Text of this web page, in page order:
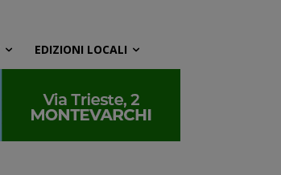
EDIZIONI LOCALI